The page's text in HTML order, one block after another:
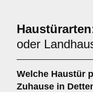
Haustürarten
oder
Welche Haustür
Zuhause in